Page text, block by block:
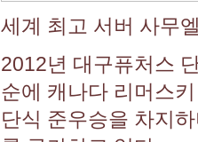
세계 최고 서버 사무
2012년 대구퓨처스
순에 캐나다 리머스
단식 준우승을 차지